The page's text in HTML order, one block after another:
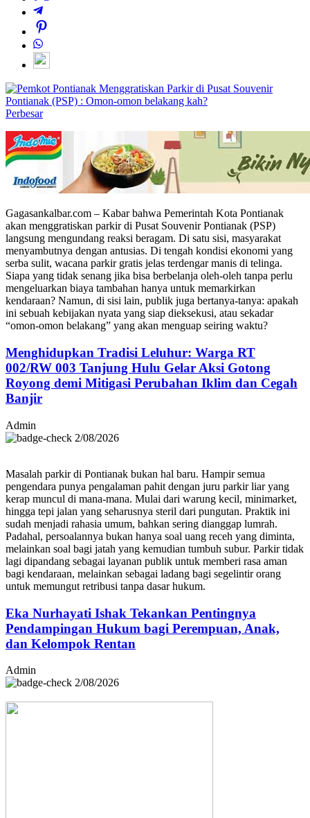
Perbesar
Gagasankalbar.com – Kabar bahwa Pemerintah Kota Pontianak
akan menggratiskan parkir di Pusat Souvenir Pontianak (PSP)
langsung mengundang reaksi beragam. Di satu sisi, masyarakat
menyambutnya dengan antusias. Di tengah kondisi ekonomi yang
serba sulit, wacana parkir gratis jelas terdengar manis di telinga.
Siapa yang tidak senang jika bisa berbelanja oleh-oleh tanpa perlu
mengeluarkan biaya tambahan hanya untuk memarkirkan
kendaraan? Namun, di sisi lain, publik juga bertanya-tanya: apakah
ini sebuah kebijakan nyata yang siap dieksekusi, atau sekadar
“omon-omon belakang” yang akan menguap seiring waktu?
Menghidupkan Tradisi Leluhur: Warga RT
002/RW 003 Tanjung Hulu Gelar Aksi Gotong
Royong demi Mitigasi Perubahan Iklim dan Cegah
Banjir
Admin
2/08/2026
Masalah parkir di Pontianak bukan hal baru. Hampir semua
pengendara punya pengalaman pahit dengan juru parkir liar yang
kerap muncul di mana-mana. Mulai dari warung kecil, minimarket,
hingga tepi jalan yang seharusnya steril dari pungutan. Praktik ini
sudah menjadi rahasia umum, bahkan sering dianggap lumrah.
Padahal, persoalannya bukan hanya soal uang receh yang diminta,
melainkan soal bagi jatah yang kemudian tumbuh subur. Parkir tidak
lagi dipandang sebagai layanan publik untuk memberi rasa aman
bagi kendaraan, melainkan sebagai ladang bagi segelintir orang
untuk memungut retribusi tanpa dasar hukum.
Eka Nurhayati Ishak Tekankan Pentingnya
Pendampingan Hukum bagi Perempuan, Anak,
dan Kelompok Rentan
Admin
2/08/2026